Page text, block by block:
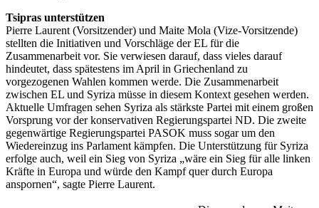
Tsipras unterstützen
Pierre Laurent (Vorsitzender) und Maite Mola (Vize-Vorsitzende)
stellten die Initiativen und Vorschläge der EL für die
Zusammenarbeit vor. Sie verwiesen darauf, dass vieles darauf
hindeutet, dass spätestens im April in Griechenland zu
vorgezogenen Wahlen kommen werde. Die Zusammenarbeit
zwischen EL und Syriza müsse in diesem Kontext gesehen werden.
Aktuelle Umfragen sehen Syriza als stärkste Partei mit einem großen
Vorsprung vor der konservativen Regierungspartei ND. Die zweite
gegenwärtige Regierungspartei PASOK muss sogar um den
Wiedereinzug ins Parlament kämpfen. Die Unterstützung für Syriza
erfolge auch, weil ein Sieg von Syriza „wäre ein Sieg für alle linken
Kräfte in Europa und würde den Kampf quer durch Europa
anspornen“, sagte Pierre Laurent.